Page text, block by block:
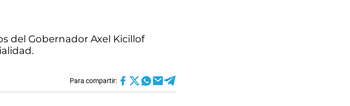
del Gobernador Axel Kicillof
Para compartir: